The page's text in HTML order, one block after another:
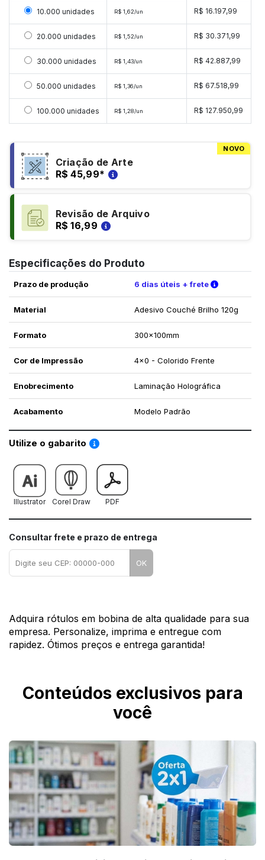
Selecionar 10000 unidades
10.000 unidades R$ 1,62/un R$ 16.197,99
Selecionar 20000 unidades
20.000 unidades R$ 1,52/un R$ 30.371,99
Selecionar 30000 unidades
30.000 unidades R$ 1,43/un R$ 42.887,99
Selecionar 50000 unidades
50.000 unidades R$ 1,36/un R$ 67.518,99
Selecionar 100000 unidades
100.000 unidades R$ 1,28/un R$ 127.950,99
NOVO
Criação de Arte
R$ 45,99*
Revisão de Arquivo
R$ 16,99
Especificações do Produto
Prazo de produção 6 dias úteis + frete Verifique
Material Adesivo Couché Brilho 120g
Formato 300x100mm
Cor de Impressão 4x0 - Colorido Frente
Enobrecimento Laminação Holográfica
Acabamento Modelo Padrão
Utilize o gabarito Saiba como utilizar os nossos gabaritos
Illustrator Corel Draw PDF
Consultar frete e prazo de entrega
OK
Adquira rótulos em bobina de alta qualidade para sua
empresa. Personalize, imprima e entregue com
rapidez. Ótimos preços e entrega garantida!
Conteúdos exclusivos para
você